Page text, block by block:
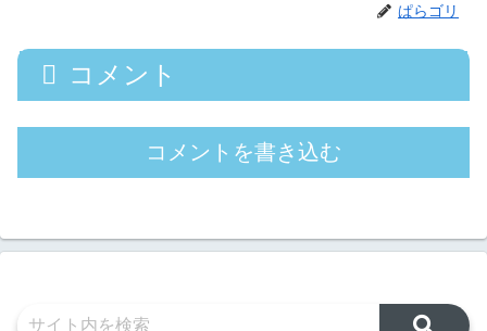
ぱらゴリ
コメント
コメントを書き込む